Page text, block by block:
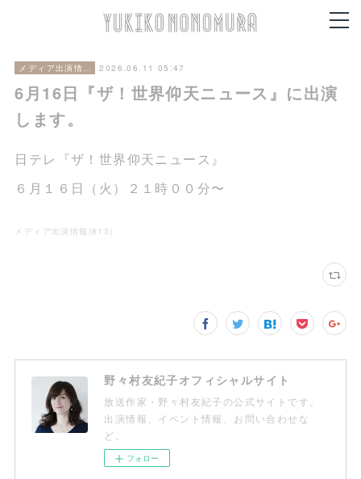
メディア出演情報 2026.06.11 05:47
6月16日『ザ！世界仰天ニュース』に出演
します。
日テレ『ザ！世界仰天ニュース』
６月１６日（火）２１時００分〜
メディア出演情報 (813 )
野々村友紀子オフィシャルサイト
放送作家・野々村友紀子の公式サイトです。
出演情報、イベント情報、お問い合わせな
ど。
フォロー